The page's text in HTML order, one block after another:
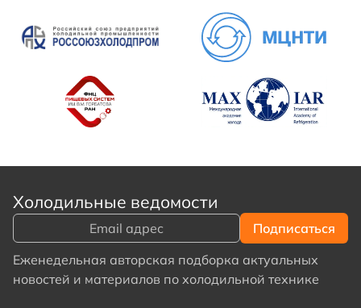
Холодильные ведомости
Еженедельная авторская подборка актуальных
новостей и материалов по холодильной технике